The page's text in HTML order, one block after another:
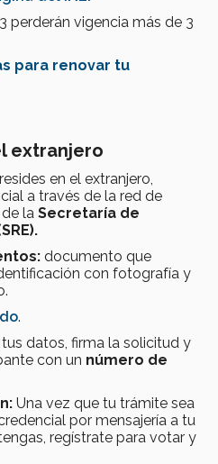
perderán vigencia más de 3
para renovar tu
extranjero
en el extranjero,
a través de la red de
la Secretaría de
documento que
con fotografía y
.
tus datos, firma la solicitud y
con un número de
Una vez que tu trámite sea
por mensajería a tu
regístrate para votar y